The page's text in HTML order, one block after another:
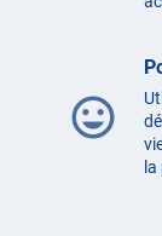
mood